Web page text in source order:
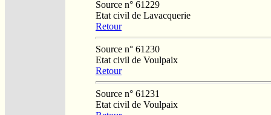
Source n° 61229
Etat civil de Lavacquerie
Retour
Source n° 61230
Etat civil de Voulpaix
Retour
Source n° 61231
Etat civil de Voulpaix